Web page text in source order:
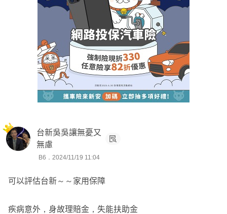
台新吳吳讓無憂又
無慮
B6．2024/11/19 11:04
可以評估台新～～家用保障
疾病意外，身故理賠金，失能扶助金